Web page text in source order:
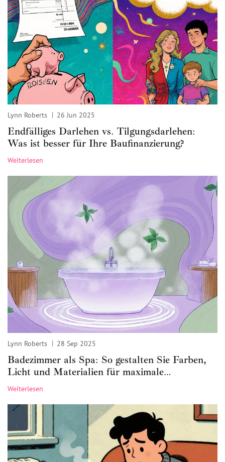
Lynn Roberts 26 Jun 2025
Endfälliges Darlehen vs. Tilgungsdarlehen:
Was ist besser für Ihre Baufinanzierung?
Weiterlesen
Lynn Roberts 28 Sep 2025
Badezimmer als Spa: So gestalten Sie Farben,
Licht und Materialien für maximale
Entspannung
Weiterlesen